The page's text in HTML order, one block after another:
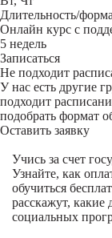
Длительность/
Онлайн курс с
5 недель
Записаться
Не подходит
У нас есть другие
подходит
подобрать формат
Оставить заявку
Учись за счет
Узнайте, как
обучиться
расскажут,
социальных